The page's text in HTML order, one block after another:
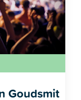
Goudsmit